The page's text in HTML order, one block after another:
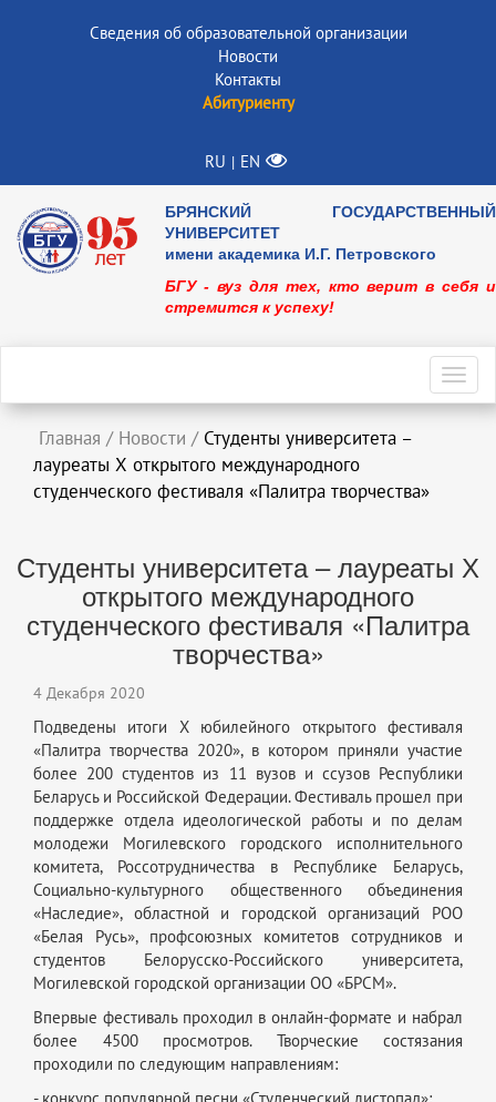
Сведения об образовательной организации
Новости
Контакты
Абитуриенту
RU | EN
БРЯНСКИЙ ГОСУДАРСТВЕННЫЙ
УНИВЕРСИТЕТ
имени академика И.Г. Петровского
БГУ - вуз для тех, кто верит в себя и
стремится к успеху!
Главная / Новости / Студенты университета –
лауреаты Х открытого международного
студенческого фестиваля «Палитра творчества»
Студенты университета – лауреаты Х
открытого международного
студенческого фестиваля «Палитра
творчества»
4 Декабря 2020
Подведены итоги X юбилейного открытого фестиваля
«Палитра творчества 2020», в котором приняли участие
более 200 студентов из 11 вузов и ссузов Республики
Беларусь и Российской Федерации. Фестиваль прошел при
поддержке отдела идеологической работы и по делам
молодежи Могилевского городского исполнительного
комитета, Россотрудничества в Республике Беларусь,
Социально-культурного общественного объединения
«Наследие», областной и городской организаций РОО
«Белая Русь», профсоюзных комитетов сотрудников и
студентов Белорусско-Российского университета,
Могилевской городской организации ОО «БРСМ».
Впервые фестиваль проходил в онлайн-формате и набрал
более 4500 просмотров. Творческие состязания
проходили по следующим направлениям: